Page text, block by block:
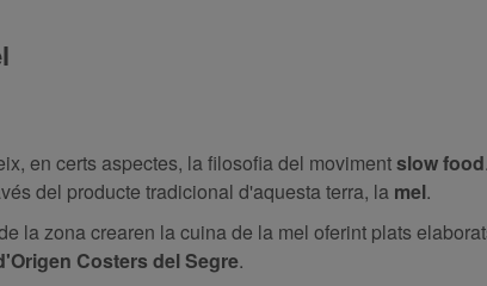
en certs aspectes, la filosofia del movimentslow food
del producte tradicional d'aquesta terra, la mel.
la zona crearen la cuina de la mel oferint plats
Costers del Segre.